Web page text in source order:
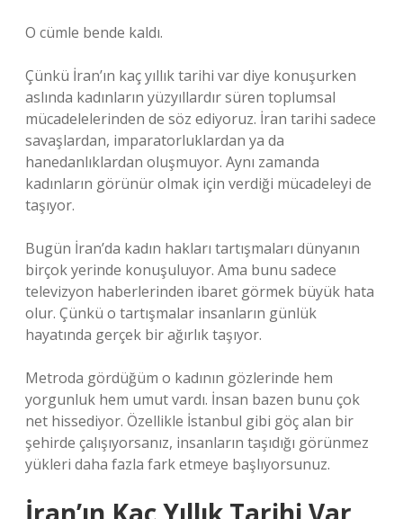
O cümle bende kaldı.
Çünkü İran’ın kaç yıllık tarihi var diye konuşurken
aslında kadınların yüzyıllardır süren toplumsal
mücadelelerinden de söz ediyoruz. İran tarihi sadece
savaşlardan, imparatorluklardan ya da
hanedanlıklardan oluşmuyor. Aynı zamanda
kadınların görünür olmak için verdiği mücadeleyi de
taşıyor.
Bugün İran’da kadın hakları tartışmaları dünyanın
birçok yerinde konuşuluyor. Ama bunu sadece
televizyon haberlerinden ibaret görmek büyük hata
olur. Çünkü o tartışmalar insanların günlük
hayatında gerçek bir ağırlık taşıyor.
Metroda gördüğüm o kadının gözlerinde hem
yorgunluk hem umut vardı. İnsan bazen bunu çok
net hissediyor. Özellikle İstanbul gibi göç alan bir
şehirde çalışıyorsanız, insanların taşıdığı görünmez
yükleri daha fazla fark etmeye başlıyorsunuz.